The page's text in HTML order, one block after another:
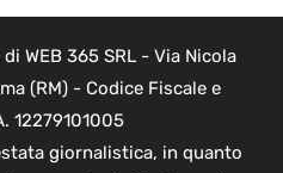
WEB 365 SRL - Via Nicola
(RM) - Codice Fiscale e
12279101005
giornalistica, in quanto